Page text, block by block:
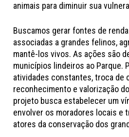
animais para diminuir sua
Buscamos gerar fontes de
associadas a grandes felinos,
mantê-los vivos. As ações são
municípios lindeiros ao Parque.
atividades constantes, troca de
reconhecimento e valorização
projeto busca estabelecer um
envolver os moradores locais e
atores da conservação dos